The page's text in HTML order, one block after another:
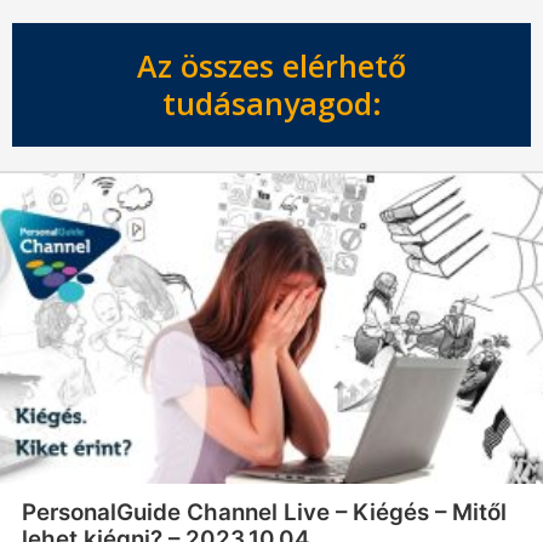
Az összes elérhető
tudásanyagod:
PersonalGuide Channel Live – Kiégés – Mitől